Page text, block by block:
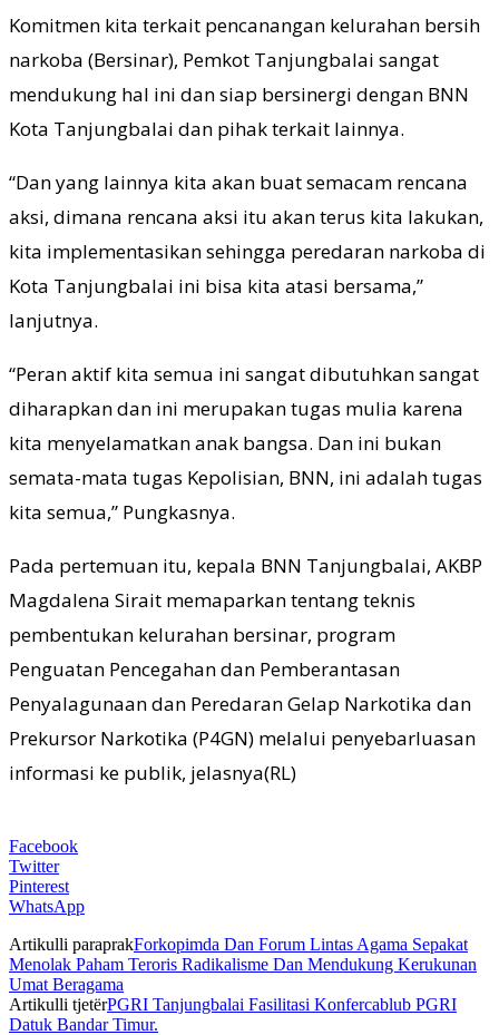
Komitmen kita terkait pencanangan kelurahan bersih
narkoba (Bersinar), Pemkot Tanjungbalai sangat
mendukung hal ini dan siap bersinergi dengan BNN
Kota Tanjungbalai dan pihak terkait lainnya.
“Dan yang lainnya kita akan buat semacam rencana
aksi, dimana rencana aksi itu akan terus kita lakukan,
kita implementasikan sehingga peredaran narkoba di
Kota Tanjungbalai ini bisa kita atasi bersama,”
lanjutnya.
“Peran aktif kita semua ini sangat dibutuhkan sangat
diharapkan dan ini merupakan tugas mulia karena
kita menyelamatkan anak bangsa. Dan ini bukan
semata-mata tugas Kepolisian, BNN, ini adalah tugas
kita semua,” Pungkasnya.
Pada pertemuan itu, kepala BNN Tanjungbalai, AKBP
Magdalena Sirait memaparkan tentang teknis
pembentukan kelurahan bersinar, program
Penguatan Pencegahan dan Pemberantasan
Penyalagunaan dan Peredaran Gelap Narkotika dan
Prekursor Narkotika (P4GN) melalui penyebarluasan
informasi ke publik, jelasnya(RL)
Facebook
Twitter
Pinterest
WhatsApp
Artikulli paraprakForkopimda Dan Forum Lintas Agama Sepakat
Menolak Paham Teroris Radikalisme Dan Mendukung Kerukunan
Umat Beragama
Artikulli tjetërPGRI Tanjungbalai Fasilitasi Konfercablub PGRI
Datuk Bandar Timur.